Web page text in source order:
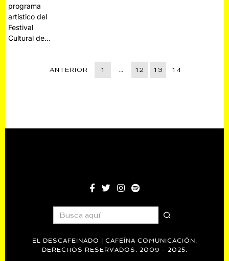
programa
artístico del
Festival
Cultural de…
ANTERIOR 1 … 12 13 14
EL DESCAFEINADO | CAFEÍNA COMUNICACIÓN.
DERECHOS RESERVADOS. 2009 - 2025.